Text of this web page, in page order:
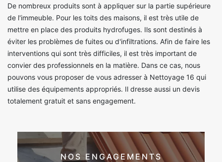
De nombreux produits sont à appliquer sur la partie supérieure
de l'immeuble. Pour les toits des maisons, il est très utile de
mettre en place des produits hydrofuges. Ils sont destinés à
éviter les problèmes de fuites ou d'infiltrations. Afin de faire les
interventions qui sont très difficiles, il est très important de
convier des professionnels en la matière. Dans ce cas, nous
pouvons vous proposer de vous adresser à Nettoyage 16 qui
utilise des équipements appropriés. Il dresse aussi un devis
totalement gratuit et sans engagement.
NOS ENGAGEMENTS